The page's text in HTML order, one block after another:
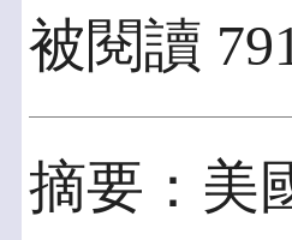
被閱讀
摘要：美